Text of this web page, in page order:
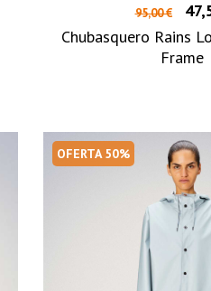
95,00 €
Chubasquero Rains
Frame
OFERTA 50%